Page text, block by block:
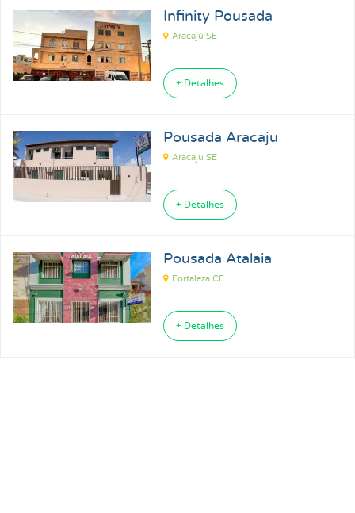
Infinity Pousada
Aracajú SE
+ Detalhes
Pousada Aracaju
Aracaju SE
+ Detalhes
Pousada Atalaia
Fortaleza CE
+ Detalhes